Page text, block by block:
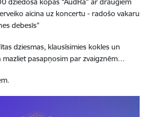
aicina uz koncertu - radošo vakaru
debesīs”
dziesmas, klausīsimies kokles un
pasapņosim par zvaigznēm…